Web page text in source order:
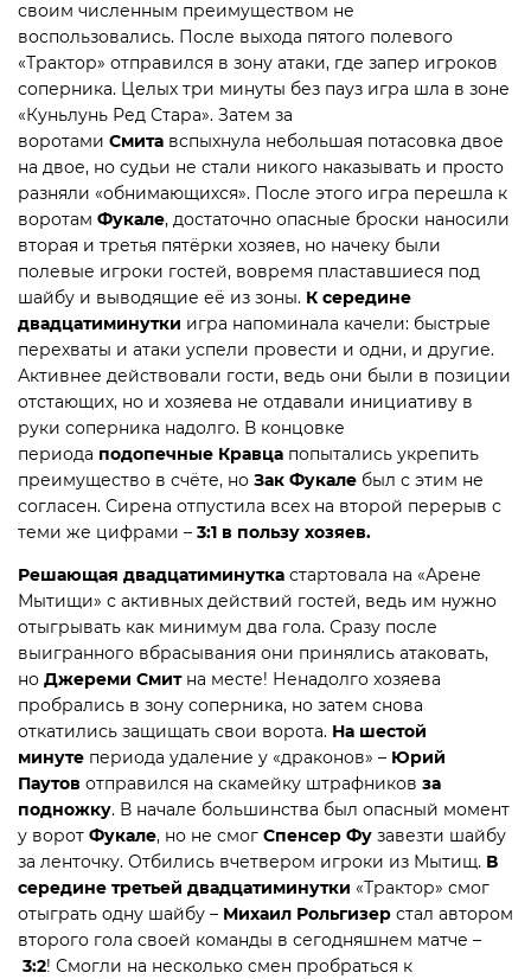
своим численным преимуществом не
воспользовались. После выхода пятого полевого
«Трактор» отправился в зону атаки, где запер игроков
соперника. Целых три минуты без пауз игра шла в зоне
«Куньлунь Ред Стара». Затем за
воротами Смита вспыхнула небольшая потасовка двое
на двое, но судьи не стали никого наказывать и просто
разняли «обнимающихся». После этого игра перешла к
воротам Фукале, достаточно опасные броски наносили
вторая и третья пятёрки хозяев, но начеку были
полевые игроки гостей, вовремя пластавшиеся под
шайбу и выводящие её из зоны. К середине
двадцатиминутки игра напоминала качели: быстрые
перехваты и атаки успели провести и одни, и другие.
Активнее действовали гости, ведь они были в позиции
отстающих, но и хозяева не отдавали инициативу в
руки соперника надолго. В концовке
периода подопечные Кравца попытались укрепить
преимущество в счёте, но Зак Фукале был с этим не
согласен. Сирена отпустила всех на второй перерыв с
теми же цифрами – 3:1 в пользу хозяев.
Решающая двадцатиминутка стартовала на «Арене
Мытищи» с активных действий гостей, ведь им нужно
отыгрывать как минимум два гола. Сразу после
выигранного вбрасывания они принялись атаковать,
но Джереми Смитна месте! Ненадолго хозяева
пробрались в зону соперника, но затем снова
откатились защищать свои ворота. На шестой
минуте периода удаление у «драконов» – Юрий
Паутов отправился на скамейку штрафников за
подножку. В начале большинства был опасный момент
у ворот Фукале, но не смог Спенсер Фу завезти шайбу
за ленточку. Отбились вчетвером игроки из Мытищ. В
середине третьей двадцатиминутки «Трактор» смог
отыграть одну шайбу – Михаил Рольгизер стал автором
второго гола своей команды в сегодняшнем матче –
3:2! Смогли на несколько смен пробраться к